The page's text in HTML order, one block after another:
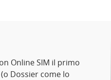
Online SIM il primo
(o Dossier come lo